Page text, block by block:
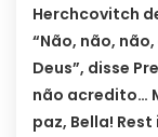
Herchcovitch
“Não, não,
Deus”, disse
não acredito…
paz, Bella!